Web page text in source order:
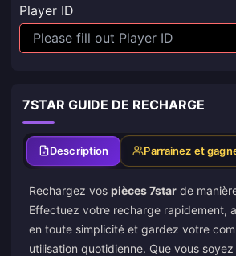
Player ID
7STAR GUIDE DE RECHARGE
Description Parrainez et
Rechargez vos pièces 7star de
Effectuez votre recharge rapidement,
en toute simplicité et gardez votre
utilisation quotidienne. Que vous